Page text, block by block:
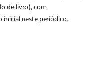
de livro), com
inicial neste periódico.